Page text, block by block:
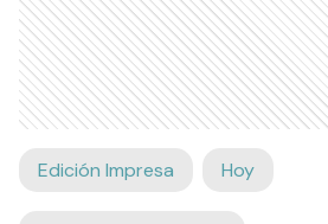
Edición Impresa Hoy